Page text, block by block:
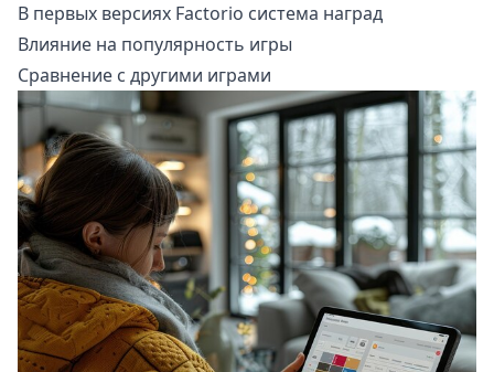
В первых версиях Factorio система наград
Влияние на популярность игры
Сравнение с другими играми